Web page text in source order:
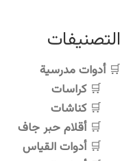
التصنيفات
أدوات مدرسية
كراسات
كناشات
أقلام حبر جاف
أدوات القياس